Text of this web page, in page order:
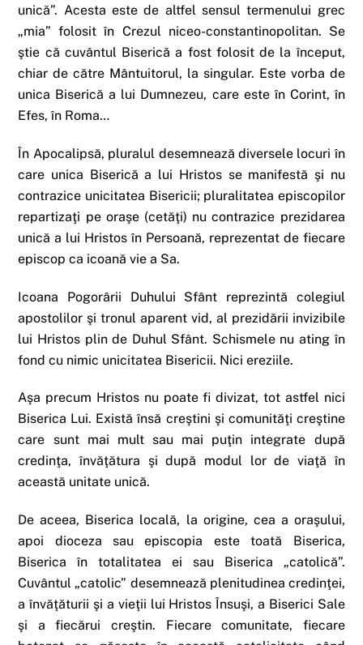
unică”. Acesta este de altfel sensul termenului grec
„mia” folosit în Crezul niceo-constantinopolitan. Se
ştie că cuvântul Biserică a fost folosit de la început,
chiar de către Mântuitorul, la singular. Este vorba de
unica Biserică a lui Dumnezeu, care este în Corint, în
Efes, în Roma…
În Apocalipsă, pluralul desemnează diversele locuri în
care unica Biserică a lui Hristos se manifestă şi nu
contrazice unicitatea Bisericii; pluralitatea episcopilor
repartizaţi pe oraşe (cetăţi) nu contrazice prezidarea
unică a lui Hristos în Persoană, reprezentat de fiecare
episcop ca icoană vie a Sa.
Icoana Pogorârii Duhului Sfânt reprezintă colegiul
apostolilor şi tronul aparent vid, al prezidării invizibile
lui Hristos plin de Duhul Sfânt. Schismele nu ating în
fond cu nimic unicitatea Bisericii. Nici ereziile.
Aşa precum Hristos nu poate fi divizat, tot astfel nici
Biserica Lui. Există însă creştini şi comunităţi creştine
care sunt mai mult sau mai puţin integrate după
credinţa, învăţătura şi după modul lor de viaţă în
această unitate unică.
De aceea, Biserica locală, la origine, cea a oraşului,
apoi dioceza sau episcopia este toată Biserica,
Biserica în totalitatea ei sau Biserica „catolică”.
Cuvântul „catolic” desemnează plenitudinea credinţei,
a învăţăturii şi a vieţii lui Hristos Însuşi, a Biserici Sale
şi a fiecărui creştin. Fiecare comunitate, fiecare